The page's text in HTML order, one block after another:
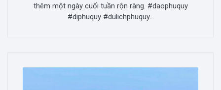
thêm một ngày cuối tuần rộn ràng. #daophuquy
#diphuquy #dulichphuquy...